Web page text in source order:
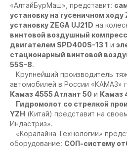
«АлтайБурМаш», представит:
установку на гусеничном ходу
установку ZEGA UJ21D на
винтовой воздушный
двигателем SPD400S-13 1 и
стационарный винтовой
55S-8.
Крупнейший производитель
автомобилей в России «КАМАЗ»
Камаз 4555 Атлант 50 и Камаз
Гидромолот со стрелкой
YZH (Китай) представит на
Индастриз».
«Коралайна Технологии»
оборудование: СОП-систему